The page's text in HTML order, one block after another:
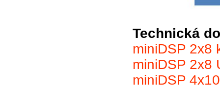
Technická
miniDSP 2x8
miniDSP 2x8
miniDSP